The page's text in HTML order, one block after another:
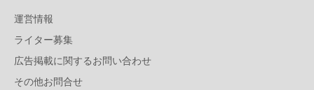
運営情報
ライター募集
広告掲載に関するお問い合わせ
その他お問合せ